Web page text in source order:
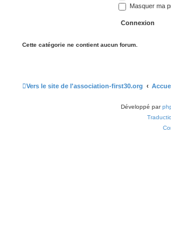
Masquer ma
Cette catégorie ne contient aucun forum.
Vers le site de l'association-first30.org
Développé par